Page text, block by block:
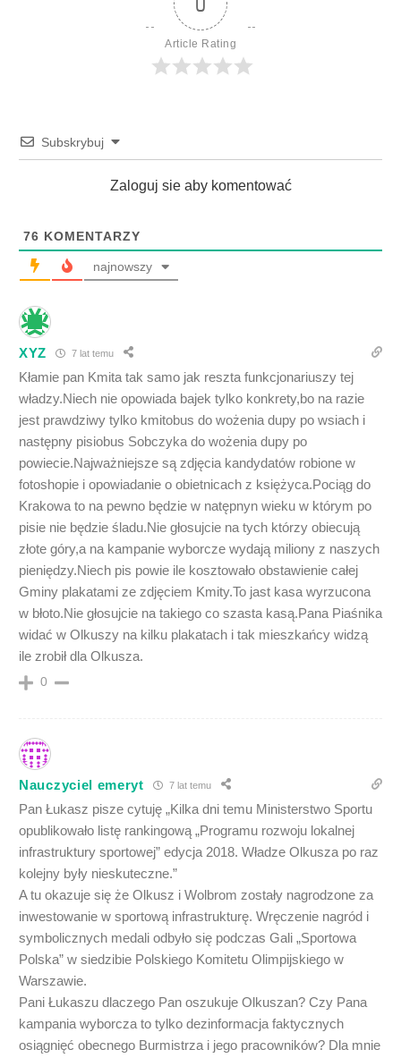
Article Rating
Subskrybuj
Zaloguj sie aby komentować
76 KOMENTARZY
najnowszy
XYZ 7 lat temu
Kłamie pan Kmita tak samo jak reszta funkcjonariuszy tej
władzy.Niech nie opowiada bajek tylko konkrety,bo na razie
jest prawdziwy tylko kmitobus do wożenia dupy po wsiach i
następny pisiobus Sobczyka do wożenia dupy po
powiecie.Najważniejsze są zdjęcia kandydatów robione w
fotoshopie i opowiadanie o obietnicach z księżyca.Pociąg do
Krakowa to na pewno będzie w natępnyn wieku w którym po
pisie nie będzie śladu.Nie głosujcie na tych którzy obiecują
złote góry,a na kampanie wyborcze wydają miliony z naszych
pieniędzy.Niech pis powie ile kosztowało obstawienie całej
Gminy plakatami ze zdjęciem Kmity.To jast kasa wyrzucona
w błoto.Nie głosujcie na takiego co szasta kasą.Pana Piaśnika
widać w Olkuszy na kilku plakatach i tak mieszkańcy widzą
ile zrobił dla Olkusza.
0
Nauczyciel emeryt 7 lat temu
Pan Łukasz pisze cytuję „Kilka dni temu Ministerstwo Sportu
opublikowało listę rankingową „Programu rozwoju lokalnej
infrastruktury sportowej” edycja 2018. Władze Olkusza po raz
kolejny były nieskuteczne.”
A tu okazuje się że Olkusz i Wolbrom zostały nagrodzone za
inwestowanie w sportową infrastrukturę. Wręczenie nagród i
symbolicznych medali odbyło się podczas Gali „Sportowa
Polska” w siedzibie Polskiego Komitetu Olimpijskiego w
Warszawie.
Pani Łukaszu dlaczego Pan oszukuje Olkuszan? Czy Pana
kampania wyborcza to tylko dezinformacja faktycznych
osiągnięć obecnego Burmistrza i jego pracowników? Dla mnie